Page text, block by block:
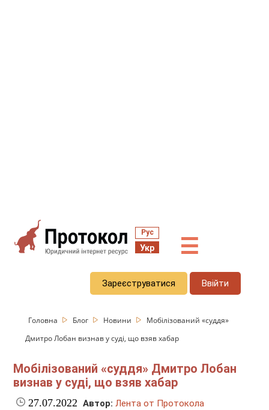
Рус
Укр ☰
Зареєструватися Ввійти
Головна Блог Новини
Мобілізований «суддя»
Дмитро Лобан визнав у суді, що взяв хабар
Мобілізований «суддя» Дмитро Лобан
визнав у суді, що взяв хабар
27.07.2022 Автор: Лента от Протокола